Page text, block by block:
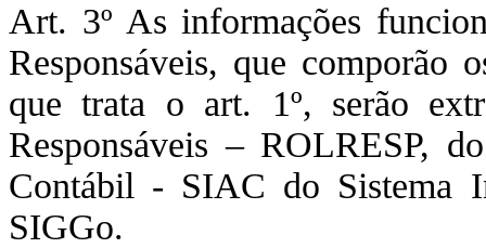
Art. 3º As informações
Responsáveis, que comporão
que trata o art. 1º, serão
Responsáveis – ROLRESP,
Contábil - SIAC do Sistema
SIGGo.